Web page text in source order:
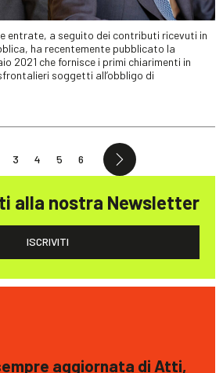
entrate, a seguito dei contributi ricevuti in
ha recentemente pubblicato la
2021 che fornisce i primi chiarimenti in
soggetti all’obbligo di
3 4 5 6
alla nostra Newsletter
ISCRIVITI
aggiornata di Atti,